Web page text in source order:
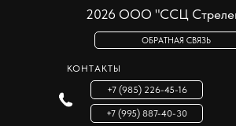
2026 ООО "ССЦ
ОБРАТНАЯ СВЯЗЬ
КОНТАКТЫ
+7 (985) 226-45-16
+7 (995) 887-40-30